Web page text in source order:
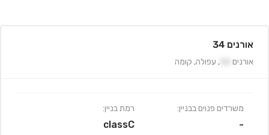
אורנים 34
אורנים , עפולה, קומה
משרדים פנוים בבניין:
-
רמת בניין:
classC